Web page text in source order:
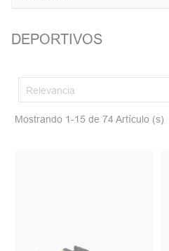
DEPORTIVOS
Relevancia
Mostrando 1-15 de 74 Artículo (s)